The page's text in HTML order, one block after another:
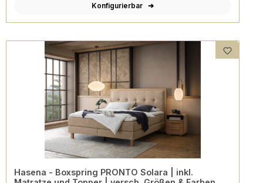
Konfigurierbar
Hasena - Boxspring PRONTO Solara | inkl.